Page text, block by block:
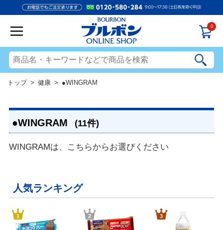
0
トップ> 健康 > ●WINGRAM
●WINGRAM (11件)
WINGRAMは、こちらからお選びください
人気ランキング
1 2 3